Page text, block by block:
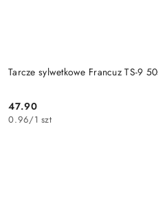
Tarcze sylwetkowe Francuz TS-9
Cena:
47.90
0.96/1 szt